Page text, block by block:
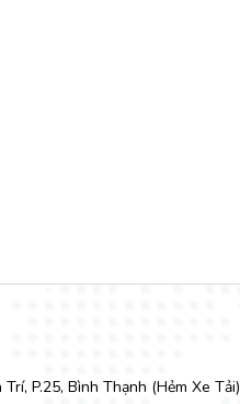
P.25, Bình Thạnh (Hẻm Xe Tải)